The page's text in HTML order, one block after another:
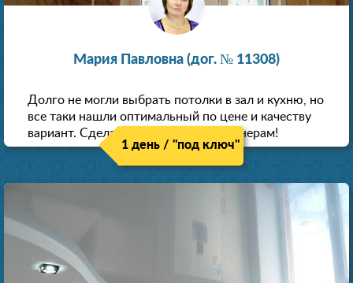
Мария Павловна (дог. № 11308)
Долго не могли выбрать потолки в зал и кухню, но
все таки нашли оптимальный по цене и качеству
вариант. Сделали скидку как пенсионерам!
1 день / "под ключ"